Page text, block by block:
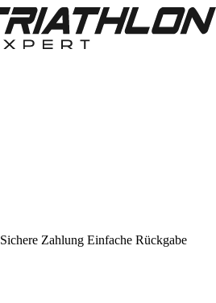
Sichere Zahlung Einfache Rückgabe